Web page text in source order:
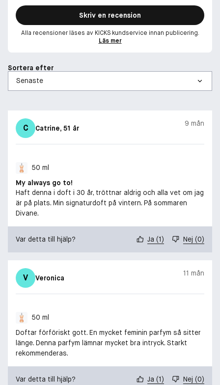
essensen av en fängslande och extremt sensuell natur. Att
välja Classique innebär att välja självförtroende, lockelse och
den tidlösa elegans som definierar en kvinna.
Skäm bort dig med Jean Paul Gaultier Classique Eau de Toilette
- där minnen förvandlas till sofistikering och självförtroende
DOFTNOTER:
Basnoter: Vanilj
Skriv en recension
Alla recensioner läses av KICKS kundservice innan publicering.
Läs mer
Sortera efter
C Catrine, 51 år
9 mån
50 ml
My always go to!
Haft denna i doft i 30 år, tröttnar aldrig och alla vet om jag
är på plats. Min signaturdoft på vintern. På sommaren
Divane.
Var detta till hjälp? Ja (1) Nej (0)
V Veronica
11 mån
50 ml
Doftar förföriskt gott. En mycket feminin parfym så sitter
länge. Denna parfym lämnar mycket bra intryck. Starkt
rekommenderas.
Var detta till hjälp? Ja (1) Nej (0)